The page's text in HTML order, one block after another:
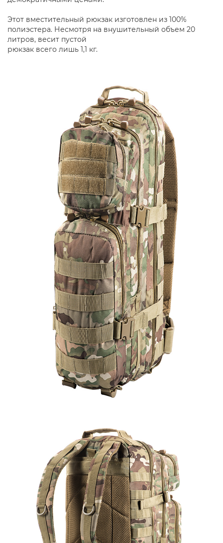
Этот вместительный рюкзак изготовлен из 100%
полиэстера. Несмотря на внушительный объем 20
литров, весит пустой
рюкзак всего лишь 1,1 кг.